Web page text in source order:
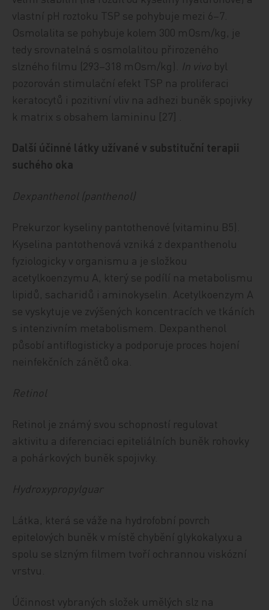
vlastní pH roztoku TSP se pohybuje mezi 6–7.
Osmolalita se pohybuje kolem 300 mOsm/kg, je
tedy srovnatelná s osmolalitou přirozeného
slzného filmu (293–318 mOsm/kg).
In vivo byl
pozorován stimulační efekt TSP na proliferaci
keratocytů i pozitivní vliv na adhezi buněk spojivky
k matrix s obsahem lamininu [27] .
Další účinné látky užívané v substituční terapii
suchého oka
Dexpanthenol (panthenol)
Prekurzor kyseliny pantothenové (vitaminu B5).
Kyselina pantothenová vzniká z dexpanthenolu
fyziologicky v organismu a je složkou
acetylkoenzymu A, který se podílí na metabolismu
lipidů, sacharidů i aminokyselin. Acetylkoenzym A
se vyskytuje ve zvýšených koncentracích ve tkáních
s intenzivním metabolismem. Dexpanthenol
působí antiflogisticky a podporuje proces hojení
neinfekčních zánětů oka.
Retinol
Retinol je známý svou schopností regulovat
aktivitu a diferenciaci epiteliálních buněk rohovky
a pohárkových buněk spojivky.
Hydroxypropylguar
Látka, která se váže na hydrofobní povrch
epitelových buněk v místě chybění glykokalyxu a
spolu se slzným filmem tvoří ochrannou viskózní
vrstvu.
Účinnost vybraných složek umělých slz na